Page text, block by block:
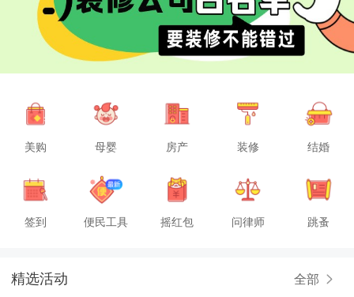
美购 母婴 房产 装修 结婚
签到 便民工具 摇红包 问律师 跳蚤
精选活动 全部